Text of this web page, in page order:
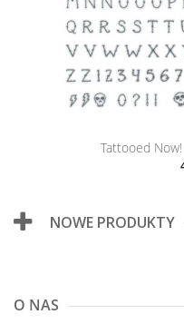
Tattooed
NOWE PRODUKTY
O NAS